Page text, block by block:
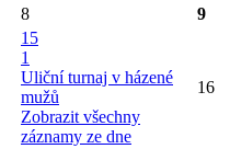
8 9
15
1
Uliční turnaj v házené
mužů
Zobrazit všechny
záznamy ze dne
16